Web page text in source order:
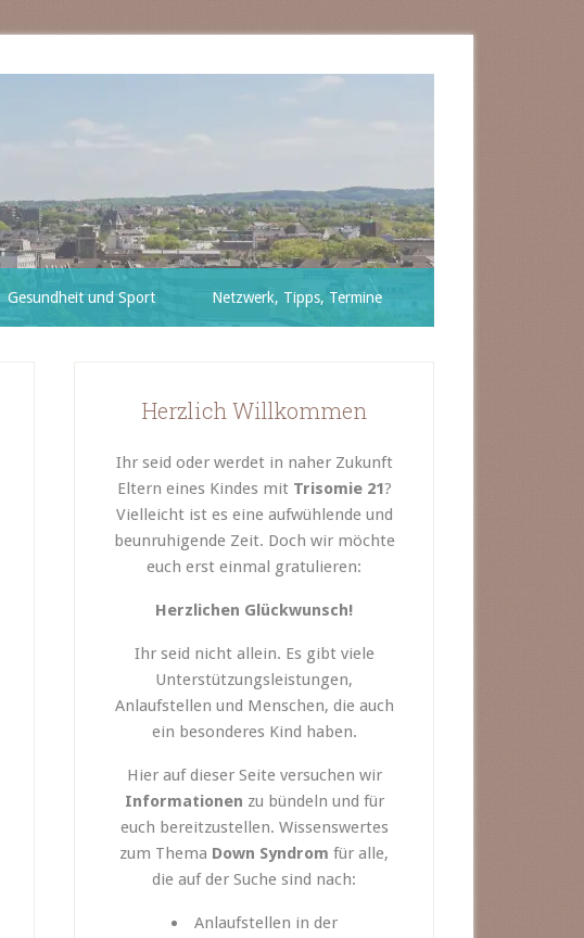
Gesundheit und Sport Netzwerk, Tipps, Termine
Herzlich Willkommen
Ihr seid oder werdet in naher Zukunft
Eltern eines Kindes mit Trisomie 21?
Vielleicht ist es eine aufwühlende und
beunruhigende Zeit. Doch wir möchte
euch erst einmal gratulieren:
Herzlichen Glückwunsch!
Ihr seid nicht allein. Es gibt viele
Unterstützungsleistungen,
Anlaufstellen und Menschen, die auch
ein besonderes Kind haben.
Hier auf dieser Seite versuchen wir
Informationen zu bündeln und für
euch bereitzustellen. Wissenswertes
zum Thema Down Syndrom für alle,
die auf der Suche sind nach:
Anlaufstellen in der